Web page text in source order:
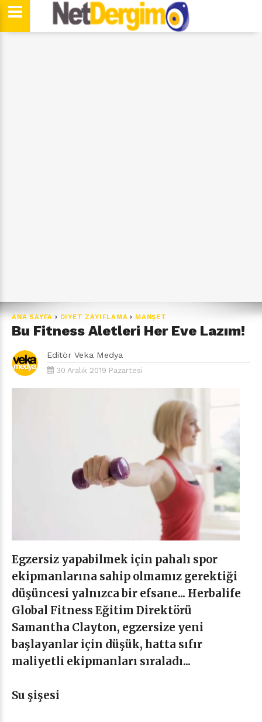
ANA SAYFA › DIYET ZAYIFLAMA › MANŞET
Bu Fitness Aletleri Her Eve Lazım!
Editör Veka Medya
30 Aralık 2019 Pazartesi
Egzersiz yapabilmek için pahalı spor
ekipmanlarına sahip olmamız gerektiği
düşüncesi yalnızca bir efsane... Herbalife
Global Fitness Eğitim Direktörü
Samantha Clayton, egzersize yeni
başlayanlar için düşük, hatta sıfır
maliyetli ekipmanları sıraladı...
Su şişesi